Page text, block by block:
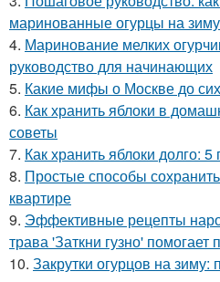
маринованные огурцы на
4. Маринование мелких
руководство для начинающих
5. Какие мифы о Москве до
6. Как хранить яблоки в
советы
7. Как хранить яблоки долго:
8. Простые способы
квартире
9. Эффективные рецепты
трава 'Заткни гузно' помогает
10. Закрутки огурцов на